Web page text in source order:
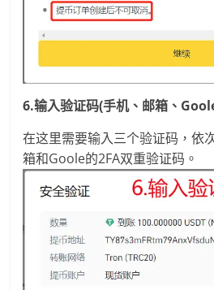
6.输入验证码(手机、邮箱、
在这里需要输入三个验证码，依
箱和Goole的2FA双重验证码。